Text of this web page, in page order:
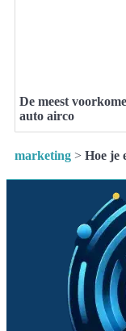
De meest
auto airco
marketing > Hoe je